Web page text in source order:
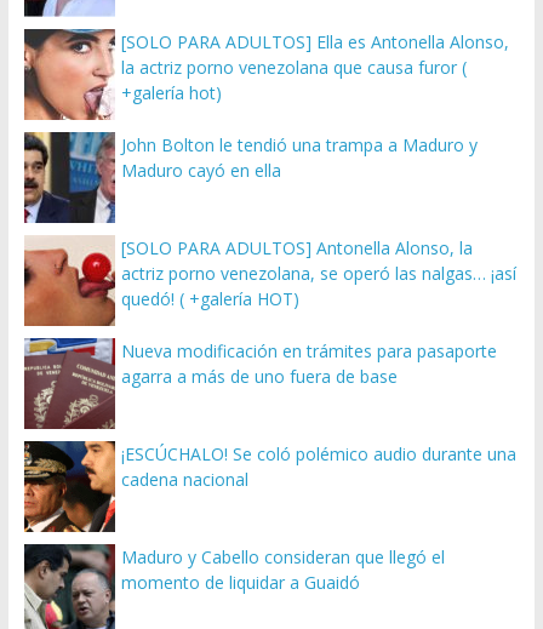
[SOLO PARA ADULTOS] Ella es Antonella Alonso,
la actriz porno venezolana que causa furor (
+galería hot)
John Bolton le tendió una trampa a Maduro y
Maduro cayó en ella
[SOLO PARA ADULTOS] Antonella Alonso, la
actriz porno venezolana, se operó las nalgas… ¡así
quedó! ( +galería HOT)
Nueva modificación en trámites para pasaporte
agarra a más de uno fuera de base
¡ESCÚCHALO! Se coló polémico audio durante una
cadena nacional
Maduro y Cabello consideran que llegó el
momento de liquidar a Guaidó